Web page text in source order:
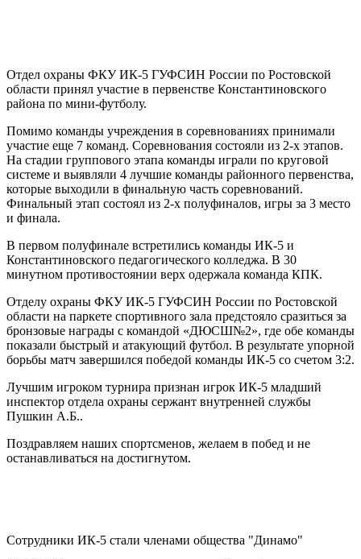
Отдел охраны ФКУ ИК-5 ГУФСИН России по Ростовской
области принял участие в первенстве Константиновского
района по мини-футболу.
Помимо команды учреждения в соревнованиях принимали
участие еще 7 команд. Соревнования состояли из 2-х этапов.
На стадии группового этапа команды играли по круговой
системе и выявляли 4 лучшие команды районного первенства,
которые выходили в финальную часть соревнований.
Финальный этап состоял из 2-х полуфиналов, игры за 3 место
и финала.
В первом полуфинале встретились команды ИК-5 и
Константиновского педагогического колледжа. В 30
минутном противостоянии верх одержала команда КПК.
Отделу охраны ФКУ ИК-5 ГУФСИН России по Ростовской
области на паркете спортивного зала предстояло сразиться за
бронзовые награды с командой «ДЮСШ№2», где обе команды
показали быстрый и атакующий футбол. В результате упорной
борьбы матч завершился победой команды ИК-5 со счетом 3:2.
Лучшим игроком турнира признан игрок ИК-5 младший
инспектор отдела охраны сержант внутренней службы
Пушкин А.Б..
Поздравляем наших спортсменов, желаем в побед и не
останавливаться на достигнутом.
Сотрудники ИК-5 стали членами общества "Динамо"